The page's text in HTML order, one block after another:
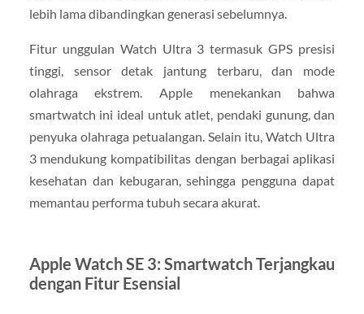
lebih lama dibandingkan generasi sebelumnya.
Fitur unggulan Watch Ultra 3 termasuk GPS presisi
tinggi, sensor detak jantung terbaru, dan mode
olahraga ekstrem. Apple menekankan bahwa
smartwatch ini ideal untuk atlet, pendaki gunung, dan
penyuka olahraga petualangan. Selain itu, Watch Ultra
3 mendukung kompatibilitas dengan berbagai aplikasi
kesehatan dan kebugaran, sehingga pengguna dapat
memantau performa tubuh secara akurat.
Apple Watch SE 3: Smartwatch Terjangkau
dengan Fitur Esensial